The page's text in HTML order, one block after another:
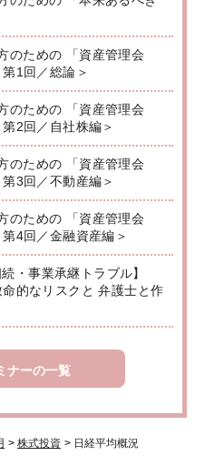
のための 「資産管理会
1回／総論＞
のための 「資産管理会
2回／自社株編＞
のための 「資産管理会
3回／不動産編＞
のための 「資産管理会
4回／金融資産編＞
・事業承継トラブル】
命的なリスクと 弁護士と作
ナーの一覧
> 株式投資 > 日経平均概況